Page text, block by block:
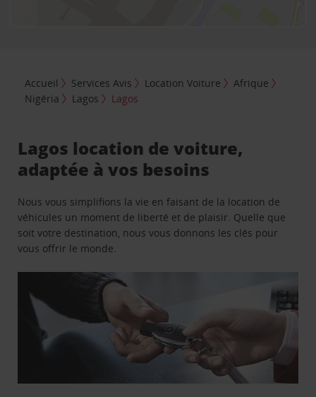
Accueil Services Avis Location Voiture
Afrique
Nigéria
Lagos Lagos
Lagos location de voiture,
adaptée à vos besoins
Nous vous simplifions la vie en faisant de la location de
véhicules un moment de liberté et de plaisir. Quelle que
soit votre destination, nous vous donnons les clés pour
vous offrir le monde.